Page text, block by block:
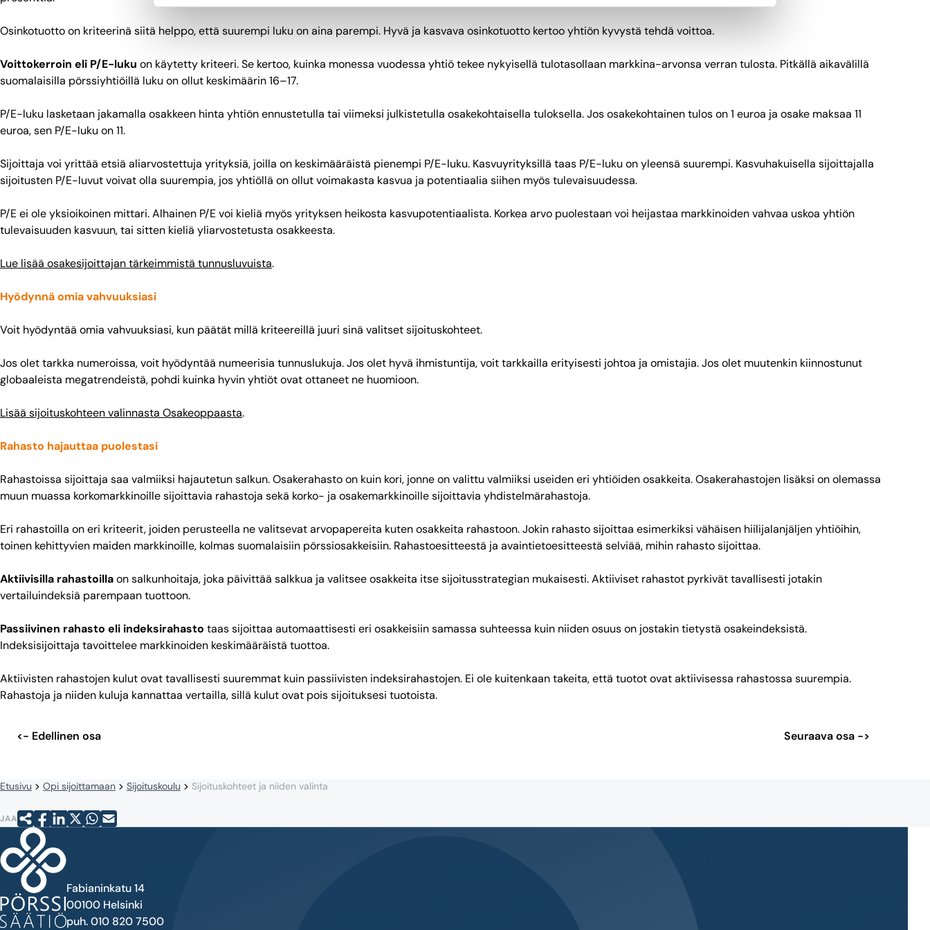
Osinkotuotto on kriteerinä siitä helppo, että suurempi luku on aina parempi. Hyvä ja kasvava osinkotuotto kertoo yhtiön kyvystä tehdä voittoa.
Voittokerroin eli P/E-luku on käytetty kriteeri. Se kertoo, kuinka monessa vuodessa yhtiö tekee nykyisellä tulotasollaan markkina-arvonsa verran tulosta. Pitkällä aikavälillä
suomalaisilla pörssiyhtiöillä luku on ollut keskimäärin 16–17.
P/E-luku lasketaan jakamalla osakkeen hinta yhtiön ennustetulla tai viimeksi julkistetulla osakekohtaisella tuloksella. Jos osakekohtainen tulos on 1 euroa ja osake maksaa 11
euroa, sen P/E-luku on 11.
Sijoittaja voi yrittää etsiä aliarvostettuja yrityksiä, joilla on keskimääräistä pienempi P/E-luku. Kasvuyrityksillä taas P/E-luku on yleensä suurempi. Kasvuhakuisella sijoittajalla
sijoitusten P/E-luvut voivat olla suurempia, jos yhtiöllä on ollut voimakasta kasvua ja potentiaalia siihen myös tulevaisuudessa.
P/E ei ole yksioikoinen mittari. Alhainen P/E voi kieliä myös yrityksen heikosta kasvupotentiaalista. Korkea arvo puolestaan voi heijastaa markkinoiden vahvaa uskoa yhtiön
tulevaisuuden kasvuun, tai sitten kieliä yliarvostetusta osakkeesta.
Lue lisää osakesijoittajan tärkeimmistä tunnusluvuista.
Hyödynnä omia vahvuuksiasi
Voit hyödyntää omia vahvuuksiasi, kun päätät millä kriteereillä juuri sinä valitset sijoituskohteet.
Jos olet tarkka numeroissa, voit hyödyntää numeerisia tunnuslukuja. Jos olet hyvä ihmistuntija, voit tarkkailla erityisesti johtoa ja omistajia. Jos olet muutenkin kiinnostunut
globaaleista megatrendeistä, pohdi kuinka hyvin yhtiöt ovat ottaneet ne huomioon.
Lisää sijoituskohteen valinnasta Osakeoppaasta.
Rahasto hajauttaa puolestasi
Rahastoissa sijoittaja saa valmiiksi hajautetun salkun. Osakerahasto on kuin kori, jonne on valittu valmiiksi useiden eri yhtiöiden osakkeita. Osakerahastojen lisäksi on olemassa
muun muassa korkomarkkinoille sijoittavia rahastoja sekä korko- ja osakemarkkinoille sijoittavia yhdistelmärahastoja.
Eri rahastoilla on eri kriteerit, joiden perusteella ne valitsevat arvopapereita kuten osakkeita rahastoon. Jokin rahasto sijoittaa esimerkiksi vähäisen hiilijalanjäljen yhtiöihin,
toinen kehittyvien maiden markkinoille, kolmas suomalaisiin pörssiosakkeisiin. Rahastoesitteestä ja avaintietoesitteestä selviää, mihin rahasto sijoittaa.
Aktiivisilla rahastoillaon salkunhoitaja, joka päivittää salkkua ja valitsee osakkeita itse sijoitusstrategian mukaisesti. Aktiiviset rahastot pyrkivät tavallisesti jotakin
vertailuindeksiä parempaan tuottoon.
Passiivinen rahasto eli indeksirahasto taas sijoittaa automaattisesti eri osakkeisiin samassa suhteessa kuin niiden osuus on jostakin tietystä osakeindeksistä.
Indeksisijoittaja tavoittelee markkinoiden keskimääräistä tuottoa.
Aktiivisten rahastojen kulut ovat tavallisesti suuremmat kuin passiivisten indeksirahastojen. Ei ole kuitenkaan takeita, että tuotot ovat aktiivisessa rahastossa suurempia.
Rahastoja ja niiden kuluja kannattaa vertailla, sillä kulut ovat pois sijoituksesi tuotoista.
<- Edellinen osa Seuraava osa ->
Etusivu Opi sijoittamaan Sijoituskoulu Sijoituskohteet ja niiden valinta
JAA
Fabianinkatu 14
00100 Helsinki
puh. 010 820 7500